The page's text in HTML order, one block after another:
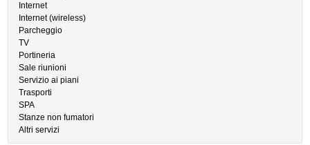
Internet
Internet (wireless)
Parcheggio
TV
Portineria
Sale riunioni
Servizio ai piani
Trasporti
SPA
Stanze non fumatori
Altri servizi